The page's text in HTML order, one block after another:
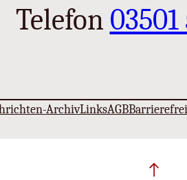
Telefon
ArchivLinksAGB